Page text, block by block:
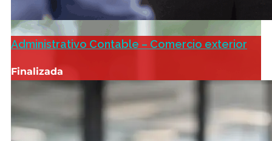
Administrativo Contable – Comercio exterior
Finalizada